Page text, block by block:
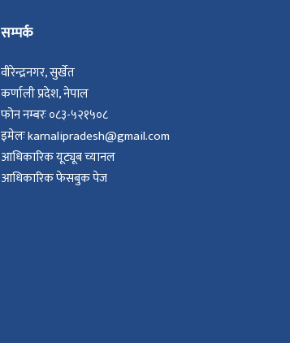
सम्पर्क
वीरेन्द्रनगर, सुर्खेत
कर्णाली प्रदेश, नेपाल
फोन नम्बरः ०८३-५२१५०८
इमेलः karnalipradesh@gmail.com
आधिकारिक यूट्यूब च्यानल
आधिकारिक फेसबुक पेज